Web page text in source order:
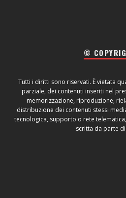
©
Tutti i diritti sono riservati. È vietata
parziale, dei contenuti inseriti nel
memorizzazione, riproduzione,
distribuzione dei contenuti stessi
tecnologica, supporto o rete
scritta da parte di